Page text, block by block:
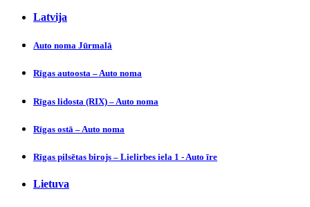
Latvijа
Auto noma Jūrmalā
Rīgas autoosta – Auto noma
Rīgas lidosta (RIX) – Auto noma
Rīgas ostā – Auto noma
Rīgas pilsētas birojs – Lielirbes iela 1 - Auto īre
Lietuva